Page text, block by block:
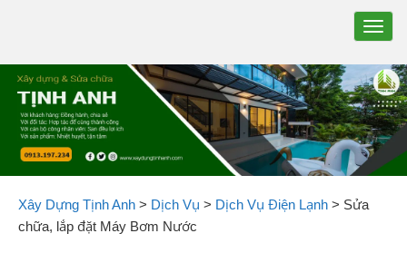
Xây Dựng Tịnh Anh > Dịch Vụ > Dịch Vụ Điện Lạnh > Sửa
chữa, lắp đặt Máy Bơm Nước